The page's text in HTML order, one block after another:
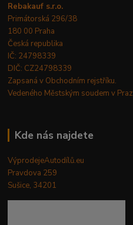
Rebakauf s.r.o.
Primátorská 296/38
180 00 Praha
Česká republika
IČ: 24798339
DIČ: CZ24798339
Zapsaná v Obchodním rejstříku.
Vedeného Městským soudem v
Kde nás najdete
VýprodejeAutodílů.eu
Pravdova 259
Sušice, 34201